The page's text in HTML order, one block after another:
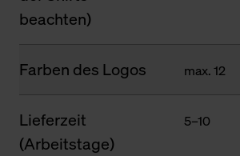
beachten)
Farben des Logos max. 12
Lieferzeit
(Arbeitstage)
5–10